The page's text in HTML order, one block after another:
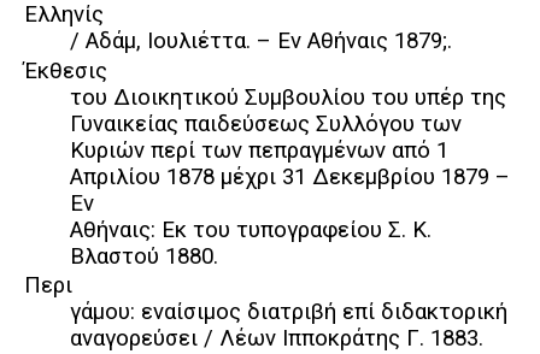
Ελληνίς
/ Αδάμ, Ιουλιέττα. – Εν Αθήναις 1879;.
Έκθεσις
του Διοικητικού Συμβουλίου του υπέρ της
Γυναικείας παιδεύσεως Συλλόγου των
Κυριών περί των πεπραγμένων από 1
Απριλίου 1878 μέχρι 31 Δεκεμβρίου 1879 –
Εν
Αθήναις: Εκ του τυπογραφείου Σ. Κ.
Βλαστού 1880.
Περι
γάμου: εναίσιμος διατριβή επί διδακτορική
αναγορεύσει / Λέων Ιπποκράτης Γ. 1883.